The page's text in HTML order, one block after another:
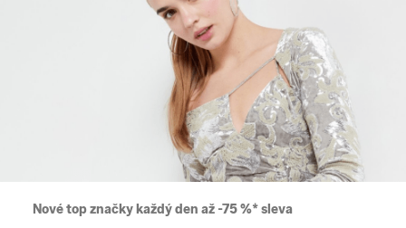
Nové top značky každý den až -75 %* sleva